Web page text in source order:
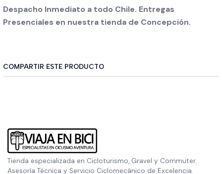
Despacho Inmediato a todo Chile. Entregas
Presenciales en nuestra tienda de Concepción.
COMPARTIR ESTE PRODUCTO
Tienda especializada en Cicloturismo, Gravel y Commuter.
Asesoría Técnica y Servicio Ciclomecánico de Excelencia.